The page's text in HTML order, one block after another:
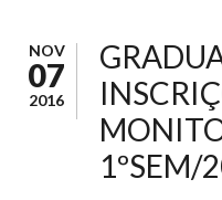
NOV
07
2016
1ºSEM/